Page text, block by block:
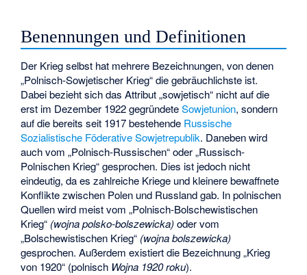
Benennungen und Definitionen
Der Krieg selbst hat mehrere Bezeichnungen, von denen
„Polnisch-Sowjetischer Krieg“ die gebräuchlichste ist.
Dabei bezieht sich das Attribut „sowjetisch“ nicht auf die
erst im Dezember 1922 gegründeteSowjetunion, sondern
auf die bereits seit 1917 bestehende Russische
Sozialistische Föderative Sowjetrepublik. Daneben wird
auch vom „Polnisch-Russischen“ oder „Russisch-
Polnischen Krieg“ gesprochen. Dies ist jedoch nicht
eindeutig, da es zahlreiche Kriege und kleinere bewaffnete
Konflikte zwischen Polen und Russland gab. In polnischen
Quellen wird meist vom „Polnisch-Bolschewistischen
Krieg“ (wojna polsko-bolszewicka)oder vom
„Bolschewistischen Krieg“ (wojna bolszewicka)
gesprochen. Außerdem existiert die Bezeichnung „Krieg
von 1920“ (polnisch Wojna 1920 roku).